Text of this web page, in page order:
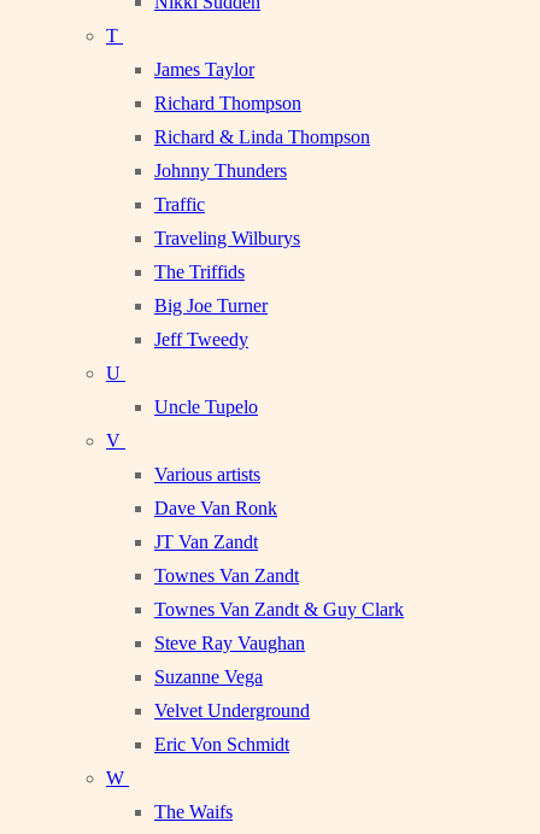
T
James Taylor
Richard Thompson
Richard & Linda Thompson
Johnny Thunders
Traffic
Traveling Wilburys
The Triffids
Big Joe Turner
Jeff Tweedy
U
Uncle Tupelo
V
Various artists
Dave Van Ronk
JT Van Zandt
Townes Van Zandt
Townes Van Zandt & Guy Clark
Steve Ray Vaughan
Suzanne Vega
Velvet Underground
Eric Von Schmidt
W
The Waifs